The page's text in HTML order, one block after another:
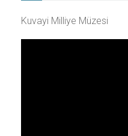
Kuvayi Milliye Müzesi